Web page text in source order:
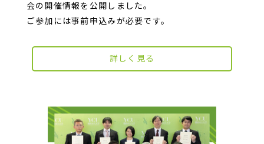
会の開催情報を公開しました。
ご参加には事前申込みが必要です。
詳しく見る